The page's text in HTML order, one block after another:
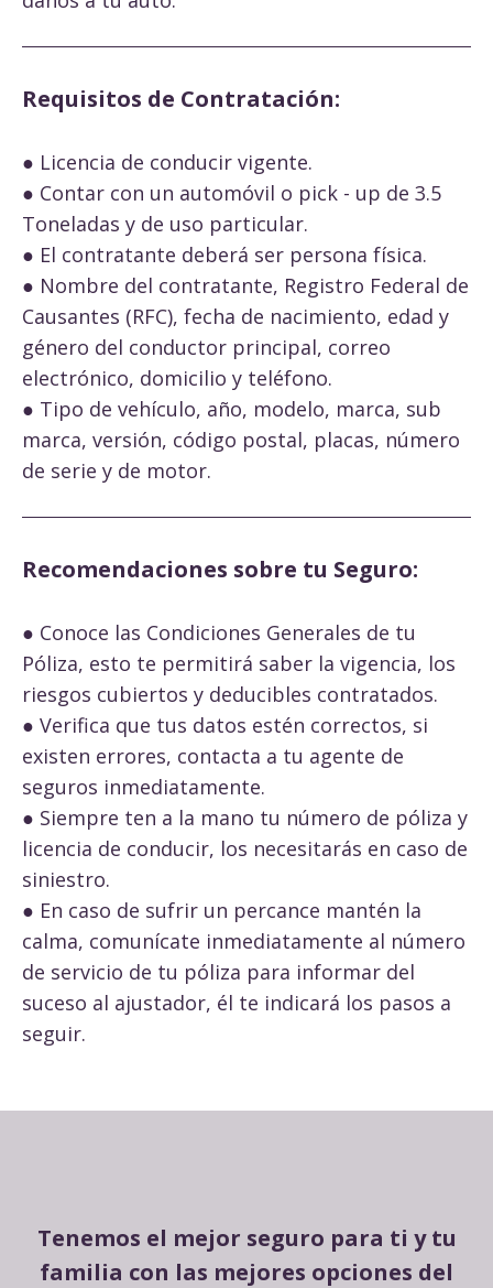
Requisitos de Contratación:
● Licencia de conducir vigente.
● Contar con un automóvil o pick - up de 3.5
Toneladas y de uso particular.
● El contratante deberá ser persona física.
● Nombre del contratante, Registro Federal de
Causantes (RFC), fecha de nacimiento, edad y
género del conductor principal, correo
electrónico, domicilio y teléfono.
● Tipo de vehículo, año, modelo, marca, sub
marca, versión, código postal, placas, número
de serie y de motor.
Recomendaciones sobre tu Seguro:
● Conoce las Condiciones Generales de tu
Póliza, esto te permitirá saber la vigencia, los
riesgos cubiertos y deducibles contratados.
● Verifica que tus datos estén correctos, si
existen errores, contacta a tu agente de
seguros inmediatamente.
● Siempre ten a la mano tu número de póliza y
licencia de conducir, los necesitarás en caso de
siniestro.
● En caso de sufrir un percance mantén la
calma, comunícate inmediatamente al número
de servicio de tu póliza para informar del
suceso al ajustador, él te indicará los pasos a
seguir.
Tenemos el mejor seguro para ti y tu
familia con las mejores opciones del